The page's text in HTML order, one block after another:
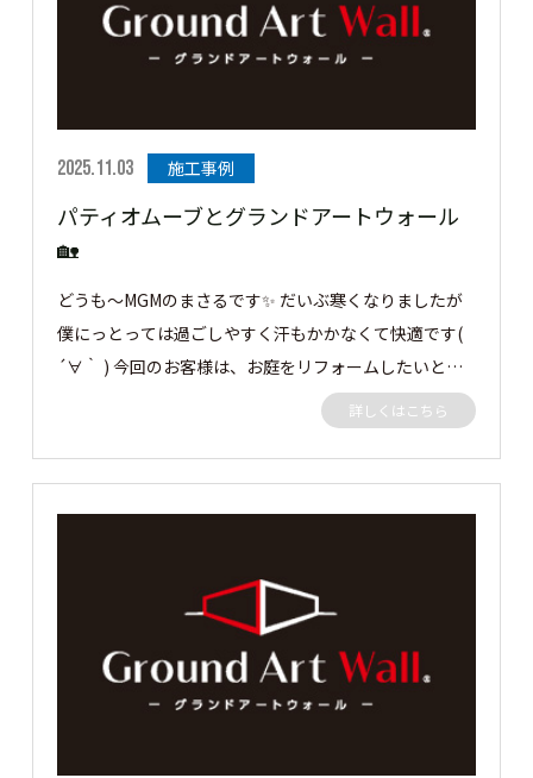
2025.11.03 施工事例
パティオムーブとグランドアートウォール
🏡
どうも～MGMのまさるです✨ だいぶ寒くなりましたが
僕にっとっては過ごしやすく汗もかかなくて快適です(
´∀｀ ) 今回のお客様は、お庭をリフォームしたいとの
ことで弊社にご依頼がありました。 プライベート空間
を奥様と過ごしたいということでお客様といろいろお話
をし、グランドアートウォールを施工させていただきま
できることで太陽や風が入るように 過ごしやすく、道
路からの視線もシャットアウトしているので何も気にす
ることなくのんびり過ごせます💛 グランドアートウォ
ールでプライベート空間を楽しんでください💙 この度
詳しくはこちら